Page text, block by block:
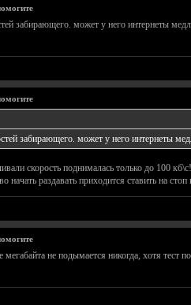
забирающего. может у него интернеты
забирающего. может у него интернеты
скорость поднималась только до 100
начать раздавать приходится ставить на стоп
не подымается никогда, хотя тест